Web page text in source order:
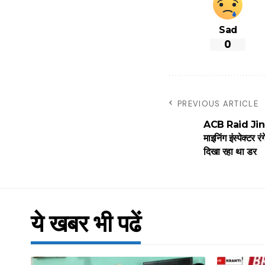
Sad
0
PREVIOUS ARTICLE
ACB Raid
माइनिंग इंस्पेक्टर
दिखा रहा था डर
ये खबर भी पढें